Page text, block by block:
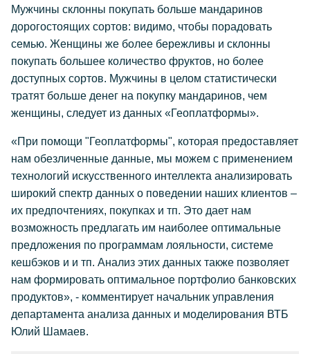
Мужчины склонны покупать больше мандаринов
дорогостоящих сортов: видимо, чтобы порадовать
семью. Женщины же более бережливы и склонны
покупать большее количество фруктов, но более
доступных сортов. Мужчины в целом статистически
тратят больше денег на покупку мандаринов, чем
женщины, следует из данных «Геоплатформы».
«При помощи "Геоплатформы", которая предоставляет
нам обезличенные данные, мы можем с применением
технологий искусственного интеллекта анализировать
широкий спектр данных о поведении наших клиентов –
их предпочтениях, покупках и тп. Это дает нам
возможность предлагать им наиболее оптимальные
предложения по программам лояльности, системе
кешбэков и и тп. Анализ этих данных также позволяет
нам формировать оптимальное портфолио банковских
продуктов», - комментирует начальник управления
департамента анализа данных и моделирования ВТБ
Юлий Шамаев.